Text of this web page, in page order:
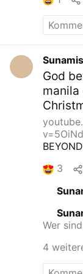
God
Choir
serves
sing the
for we
at
wait
3
Wer
4